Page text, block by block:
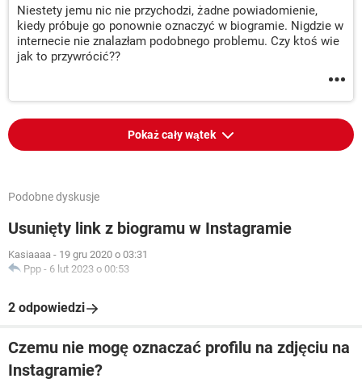
Niestety jemu nic nie przychodzi, żadne powiadomienie,
kiedy próbuje go ponownie oznaczyć w biogramie. Nigdzie w
internecie nie znalazłam podobnego problemu. Czy ktoś wie
jak to przywrócić??
Pokaż cały wątek
Podobne dyskusje
Usunięty link z biogramu w Instagramie
Kasiaaaa - 19 gru 2020 o 03:31
Ppp - 6 lut 2023 o 00:53
2 odpowiedzi
Czemu nie mogę oznaczać profilu na zdjęciu na
Instagramie?